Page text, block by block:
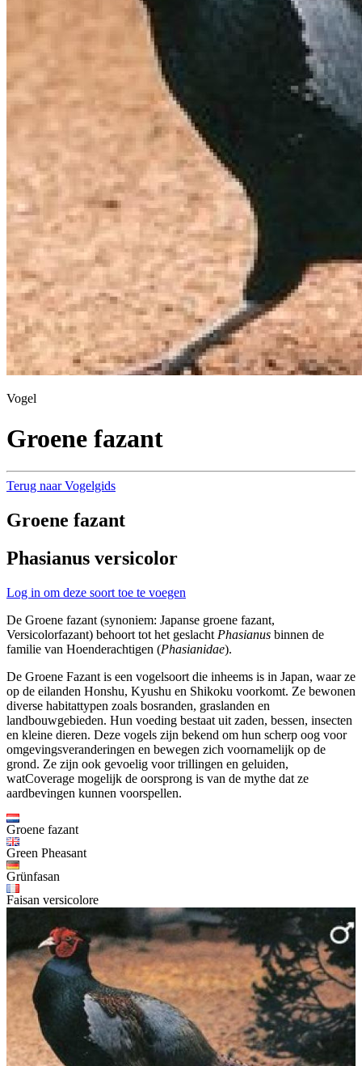
Vogel
Groene fazant
Terug naar Vogelgids
Groene fazant
Phasianus versicolor
Log in om deze soort toe te voegen
De Groene fazant (synoniem: Japanse groene fazant,
Versicolorfazant) behoort tot het geslacht Phasianus binnen de
familie van Hoenderachtigen (Phasianidae).
De Groene Fazant is een vogelsoort die inheems is in Japan, waar ze
op de eilanden Honshu, Kyushu en Shikoku voorkomt. Ze bewonen
diverse habitattypen zoals bosranden, graslanden en
landbouwgebieden. Hun voeding bestaat uit zaden, bessen, insecten
en kleine dieren. Deze vogels zijn bekend om hun scherp oog voor
omgevingsveranderingen en bewegen zich voornamelijk op de
grond. Ze zijn ook gevoelig voor trillingen en geluiden,
watCoverage mogelijk de oorsprong is van de mythe dat ze
aardbevingen kunnen voorspellen.
Groene fazant
Green Pheasant
Grünfasan
Faisan versicolore